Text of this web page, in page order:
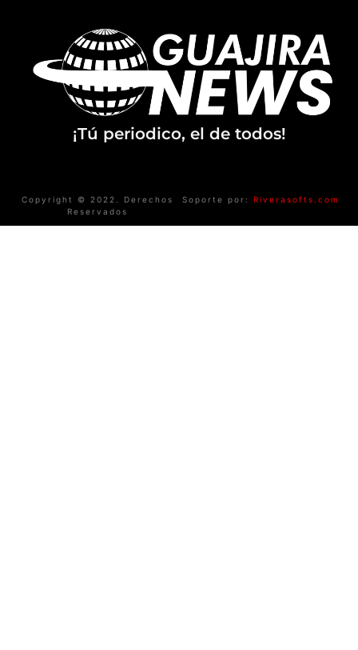
¡Tú periodico, el de todos!
Copyright © 2022. Derechos
Reservados
Soporte por: Riverasofts.com